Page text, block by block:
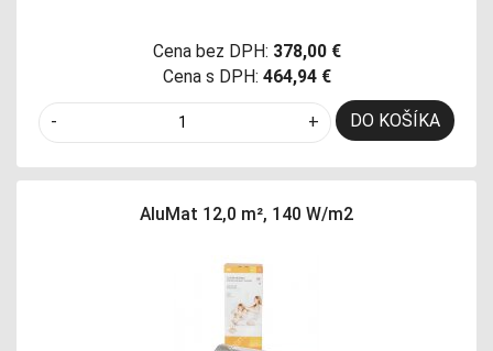
Cena bez DPH: 378,00 €
Cena s DPH: 464,94 €
- + DO KOŠÍKA
AluMat 12,0 m², 140 W/m2